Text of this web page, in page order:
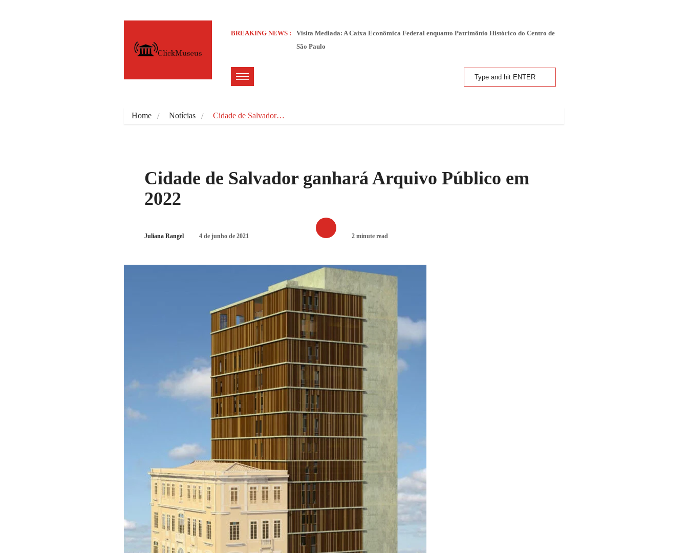
BREAKING NEWS :
Visita Mediada: A Caixa Econômica Federal enquanto Patrimônio Histórico do Centro de
São Paulo
Home Notícias Cidade de Salvador…
Cidade de Salvador ganhará Arquivo Público em
2022
Juliana Rangel 4 de junho de 2021 2 minute read